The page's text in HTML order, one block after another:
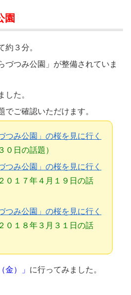
園
３分。
づつみ公園」が整備されていま
た。
ご確認いただけます。
つみ公園」の桜を見に行く
０日の話題）
つみ公園」の桜を見に行く
２０１７年４月１９日の話
つみ公園」の桜を見に行く
２０１８年３月３１日の話
金）」 に行ってみました。